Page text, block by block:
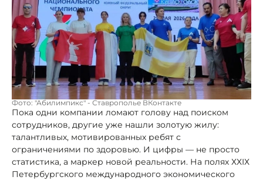
Фото: "Абилимпикс" - Ставрополье ВКонтакте
Пока одни компании ломают голову над поиском
сотрудников, другие уже нашли золотую жилу:
талантливых, мотивированных ребят с
ограничениями по здоровью. И цифры — не просто
статистика, а маркер новой реальности. На полях ХХIХ
Петербургского международного экономического